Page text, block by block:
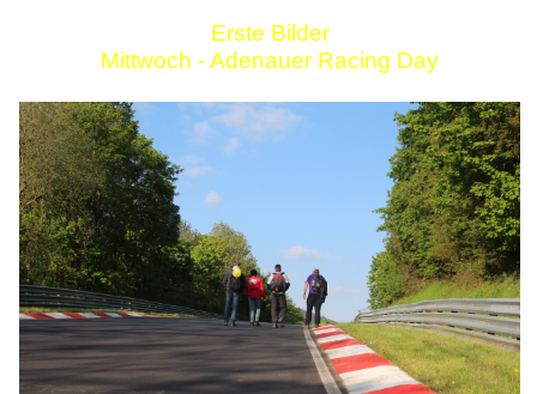
Erste Bilder
Mittwoch - Adenauer Racing Day